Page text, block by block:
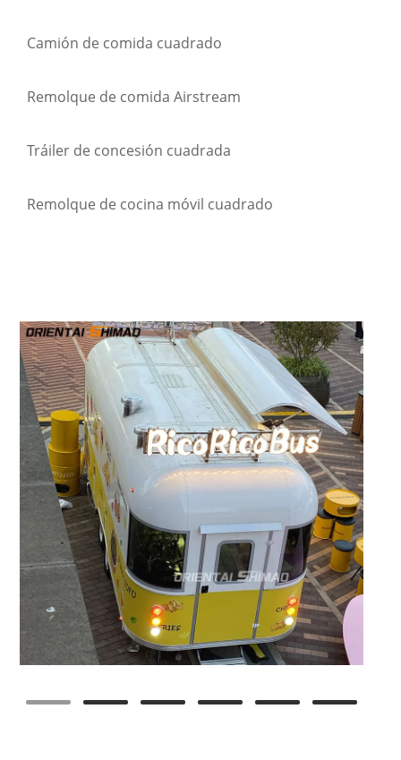
Camión de comida cuadrado
Remolque de comida Airstream
Tráiler de concesión cuadrada
Remolque de cocina móvil cuadrado